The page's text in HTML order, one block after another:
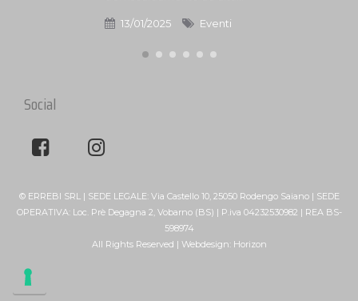
13/01/2025 Eventi
Social
© ERREBI SRL | SEDE LEGALE: Via Castello 10, 25050 Rodengo Saiano | SEDE
OPERATIVA: Loc. Prè Degagna 2, Vobarno (BS) | P.iva 04232530982 | REA BS-
598974
All Rights Reserved | Webdesign: Horizon